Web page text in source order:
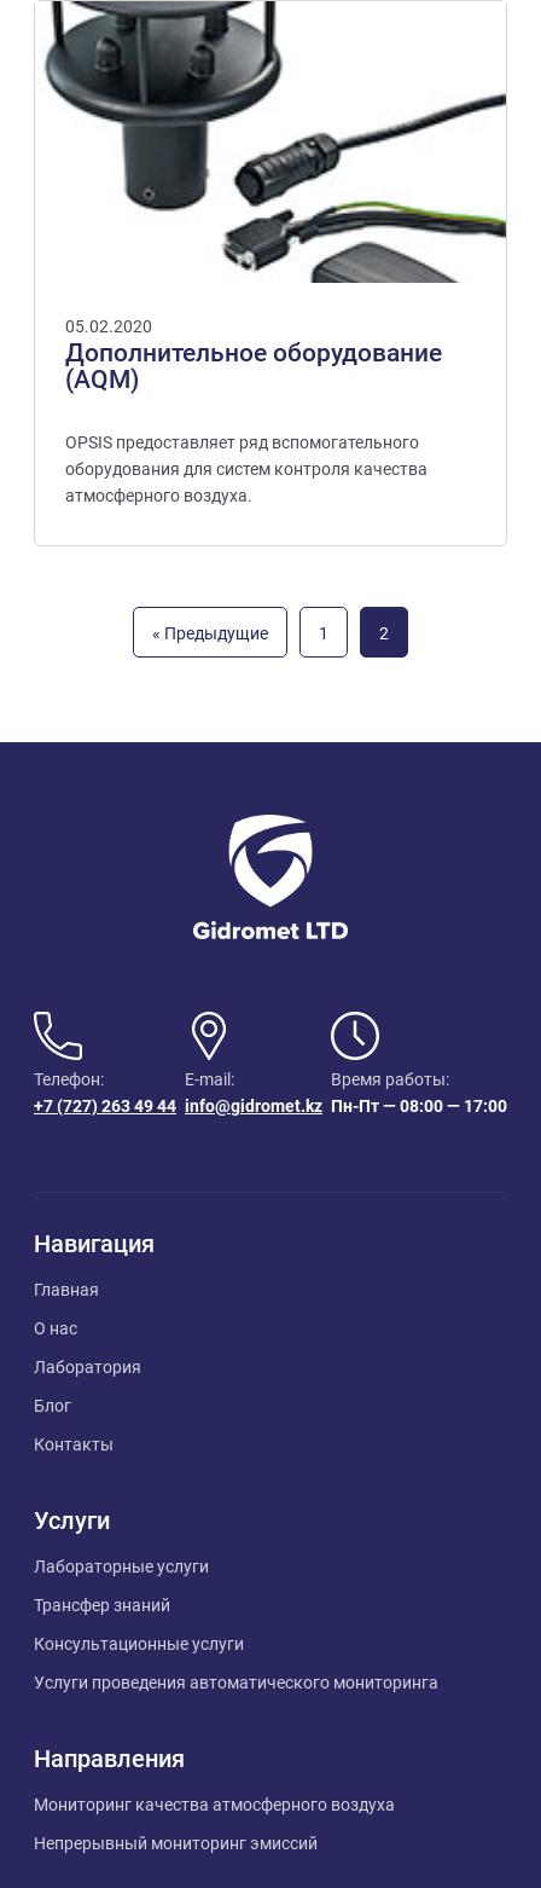
05.02.2020
Дополнительное оборудование
(AQM)
OPSIS предоставляет ряд вспомогательного
оборудования для систем контроля качества
атмосферного воздуха.
« Предыдущие 1 2
Телефон:
+7 (727) 263 49 44
E-mail:
info@gidromet.kz
Время работы:
Пн-Пт — 08:00 — 17:00
Навигация
Главная
О нас
Лаборатория
Блог
Контакты
Услуги
Лабораторные услуги
Трансфер знаний
Консультационные услуги
Услуги проведения автоматического мониторинга
Направления
Мониторинг качества атмосферного воздуха
Непрерывный мониторинг эмиссий